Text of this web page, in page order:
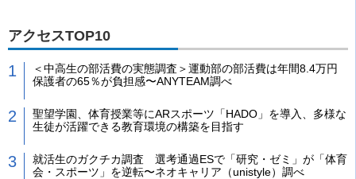
アクセスTOP10
＜中高生の部活費の実態調査＞運動部の部活費は年間8.4万円
保護者の65％が負担感〜ANYTEAM調べ
聖望学園、体育授業等にARスポーツ「HADO」を導入、多様な
生徒が活躍できる教育環境の構築を目指す
就活生のガクチカ調査 選考通過ESで「研究・ゼミ」が「体育
会・スポーツ」を逆転〜ネオキャリア（unistyle）調べ